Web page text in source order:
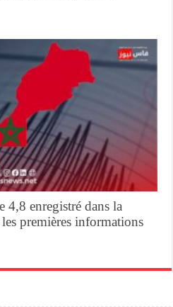
4,8 enregistré dans la
premières informations